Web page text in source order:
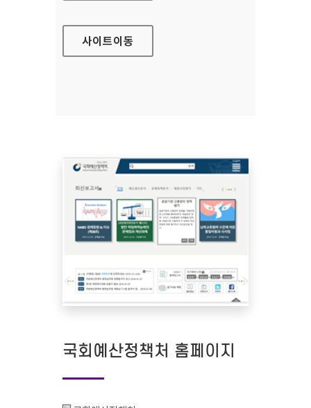
사이트이동
국회예산정책처 홈페이지